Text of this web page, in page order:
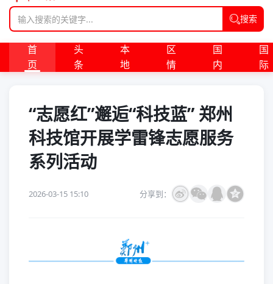
搜索
首
页
头
条
本
地
区
情
国
内
国
际
“志愿红”邂逅“科技蓝” 郑州
科技馆开展学雷锋志愿服务
系列活动
2026-03-15 15:10 分享到：